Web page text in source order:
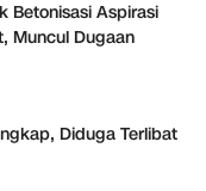
Betonisasi Aspirasi
Muncul Dugaan
Diduga Terlibat